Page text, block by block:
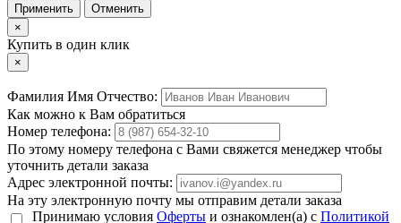
Отменить
×
Купить в один клик
×
Фамилия Имя Отчество:
Как можно к Вам обратиться
Номер телефона:
По этому номеру телефона с Вами свяжется менеджер чтобы
уточнить детали заказа
Адрес электронной почты:
На эту электронную почту мы отправим детали заказа
Принимаю условия Оферты и ознакомлен(а) с Политикой